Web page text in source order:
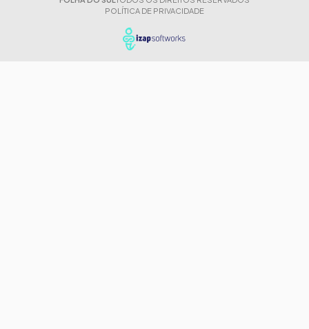
POLÍTICA DE PRIVACIDADE